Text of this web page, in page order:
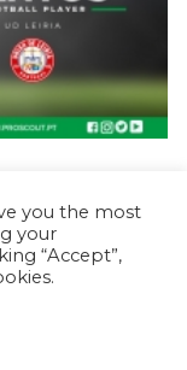
you the most
your
“Accept”,